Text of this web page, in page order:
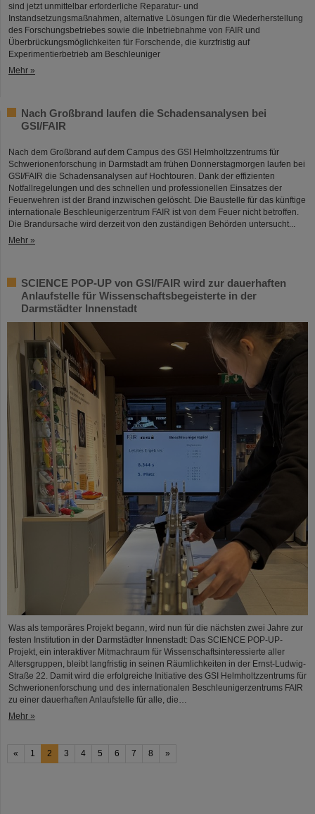
sind jetzt unmittelbar erforderliche Reparatur- und
Instandsetzungsmaßnahmen, alternative Lösungen für die Wiederherstellung
des Forschungsbetriebes sowie die Inbetriebnahme von FAIR und
Überbrückungsmöglichkeiten für Forschende, die kurzfristig auf
Experimentierbetrieb am Beschleuniger
Mehr »
Nach Großbrand laufen die Schadensanalysen bei
GSI/FAIR
Nach dem Großbrand auf dem Campus des GSI Helmholtzzentrums für
Schwerionenforschung in Darmstadt am frühen Donnerstagmorgen laufen bei
GSI/FAIR die Schadensanalysen auf Hochtouren. Dank der effizienten
Notfallregelungen und des schnellen und professionellen Einsatzes der
Feuerwehren ist der Brand inzwischen gelöscht. Die Baustelle für das künftige
internationale Beschleunigerzentrum FAIR ist von dem Feuer nicht betroffen.
Die Brandursache wird derzeit von den zuständigen Behörden untersucht...
Mehr »
SCIENCE POP-UP von GSI/FAIR wird zur dauerhaften
Anlaufstelle für Wissenschaftsbegeisterte in der
Darmstädter Innenstadt
Was als temporäres Projekt begann, wird nun für die nächsten zwei Jahre zur
festen Institution in der Darmstädter Innenstadt: Das SCIENCE POP-UP-
Projekt, ein interaktiver Mitmachraum für Wissenschaftsinteressierte aller
Altersgruppen, bleibt langfristig in seinen Räumlichkeiten in der Ernst-Ludwig-
Straße 22. Damit wird die erfolgreiche Initiative des GSI Helmholtzzentrums für
Schwerionenforschung und des internationalen Beschleunigerzentrums FAIR
zu einer dauerhaften Anlaufstelle für alle, die…
Mehr »
« 1 2 3 4 5 6 7 8 »